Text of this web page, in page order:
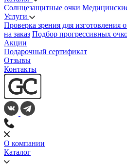
Солнцезащитные очки
Услуги
Проверка зрения для изготовления
на заказ Подбор прогрессивных
Акции
Подарочный сертификат
Отзывы
Контакты
О компании
Каталог